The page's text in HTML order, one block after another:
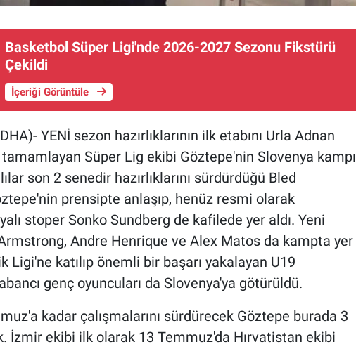
Basketbol Süper Ligi'nde 2026-2027 Sezonu Fikstürü
Çekildi
İçeriği Görüntüle
YENİ sezon hazırlıklarının ilk etabını Urla Adnan
Süper Lig ekibi Göztepe'nin Slovenya kampı
son 2 senedir hazırlıklarını sürdürdüğü Bled
prensipte anlaşıp, henüz resmi olarak
stoper Sonko Sundberg de kafilede yer aldı. Yeni
Andre Henrique ve Alex Matos da kampta yer
Ligi'ne katılıp önemli bir başarı yakalayan U19
genç oyuncuları da Slovenya'ya götürüldü.
kadar çalışmalarını sürdürecek Göztepe burada 3
İzmir ekibi ilk olarak 13 Temmuz'da Hırvatistan ekibi